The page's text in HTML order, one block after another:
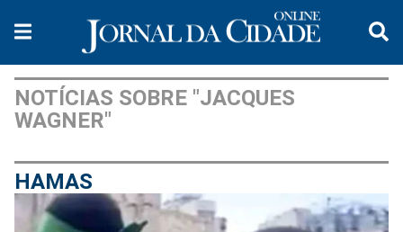
NOTÍCIAS SOBRE "JACQUES
WAGNER"
HAMAS